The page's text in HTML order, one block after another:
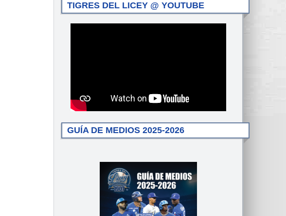
TIGRES DEL LICEY @ YOUTUBE
GUÍA DE MEDIOS 2025-2026